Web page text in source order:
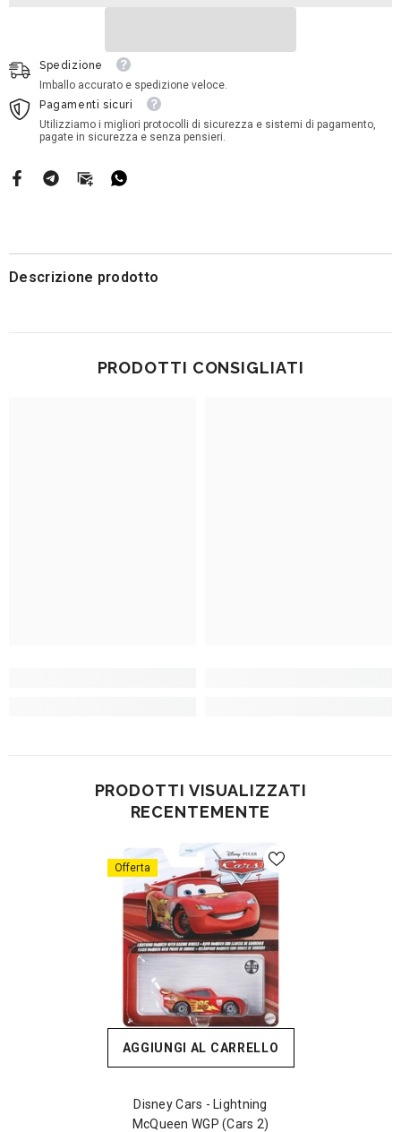
(Cars
Spedizione
Imballo accurato e spedizione veloce.
Pagamenti sicuri
Utilizziamo i migliori protocolli di sicurezza e sistemi di pagamento,
pagate in sicurezza e senza pensieri.
Descrizione prodotto
PRODOTTI CONSIGLIATI
PRODOTTI VISUALIZZATI
RECENTEMENTE
Offerta
AGGIUNGI AL CARRELLO
Disney Cars - Lightning
McQueen WGP (Cars 2)